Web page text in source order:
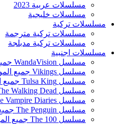
مسلسلات عربية 2023
مسلسلات خليجية
مسلسلات تركية
مسلسلات تركية مترجمة
مسلسلات تركية مدبلجة
مسلسلات اجنبية
مسلسل WandaVision جميع المواسم
مسلسل Vikings جميع المواسم
مسلسل Tulsa King جميع المواسم
مسلسل The Walking Dead جميع المواسم
مسلسل The Vampire Diaries جميع المواسم
مسلسل The Penguin جميع المواسم
مسلسل The 100 جميع المواسم